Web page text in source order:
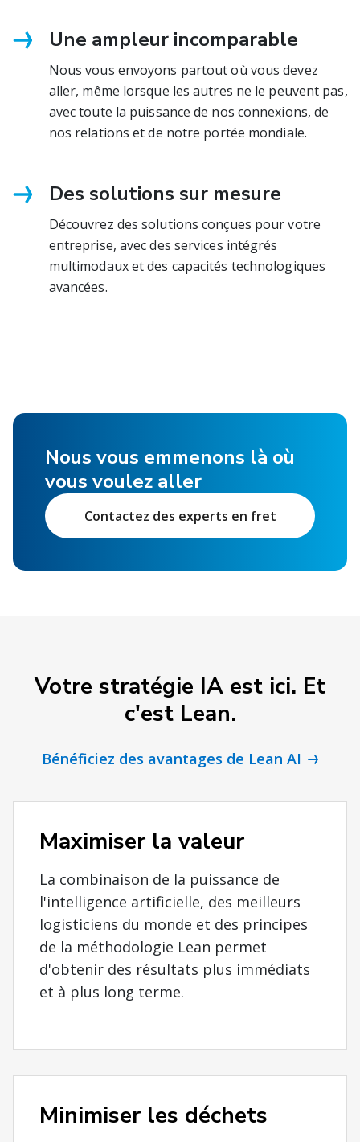
Une ampleur incomparable
Nous vous envoyons partout où vous devez
aller, même lorsque les autres ne le peuvent pas,
avec toute la puissance de nos connexions, de
nos relations et de notre portée mondiale.
Des solutions sur mesure
Découvrez des solutions conçues pour votre
entreprise, avec des services intégrés
multimodaux et des capacités technologiques
avancées.
Nous vous emmenons là où
vous voulez aller
Contactez des experts en fret
Votre stratégie IA est ici. Et
c'est Lean.
Bénéficiez des avantages de Lean AI
Maximiser la valeur
La combinaison de la puissance de
l'intelligence artificielle, des meilleurs
logisticiens du monde et des principes
de la méthodologie Lean permet
d'obtenir des résultats plus immédiats
et à plus long terme.
Minimiser les déchets